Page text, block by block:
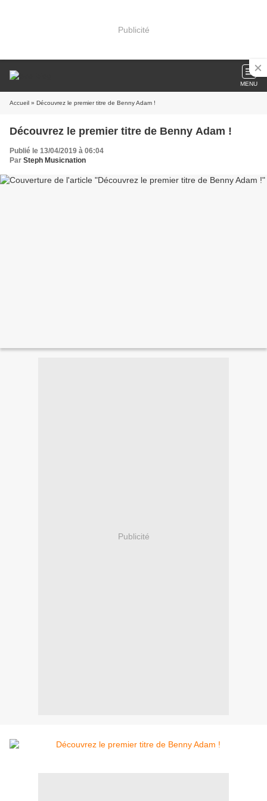
Publicité
MENU
Accueil » Découvrez le premier titre de Benny Adam !
Découvrez le premier titre de Benny Adam !
Publié le 13/04/2019 à 06:04
Par Steph Musicnation
Publicité